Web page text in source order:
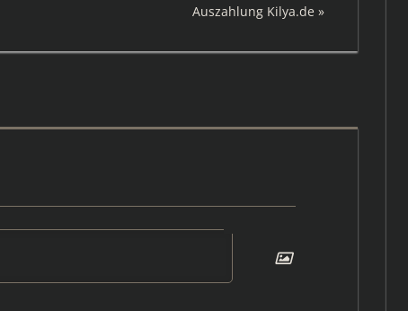
Nächster
Auszahlung Kilya.de